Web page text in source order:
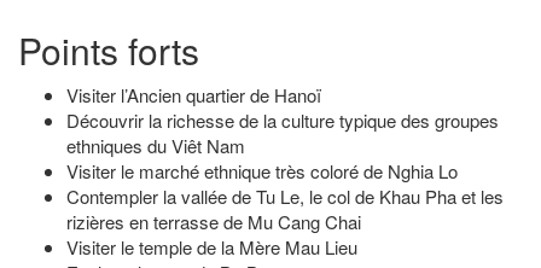
Points forts
Visiter l’Ancien quartier de Hanoï
Découvrir la richesse de la culture typique des groupes
ethniques du Viêt Nam
Visiter le marché ethnique très coloré de Nghia Lo
Contempler la vallée de Tu Le, le col de Khau Pha et les
rizières en terrasse de Mu Cang Chai
Visiter le temple de la Mère Mau Lieu